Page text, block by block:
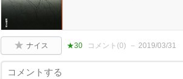
ナイス ★30 コメント(0) 2019/03/31